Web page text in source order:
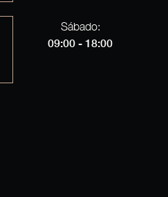
Sábado:
09:00 - 18:00